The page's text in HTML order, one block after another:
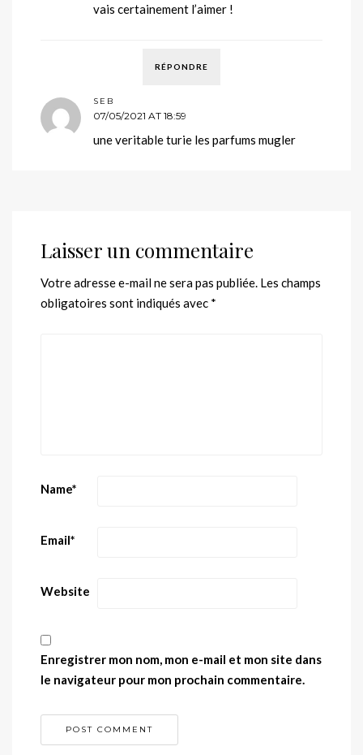
vais certainement l’aimer !
RÉPONDRE
SEB
07/05/2021 AT 18:59
une veritable turie les parfums mugler
Laisser un commentaire
Votre adresse e-mail ne sera pas publiée. Les champs
obligatoires sont indiqués avec *
Name*
Email*
Website
Enregistrer mon nom, mon e-mail et mon site dans
le navigateur pour mon prochain commentaire.